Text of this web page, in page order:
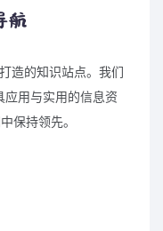
造的知识站点。我们
应用与实用的信息资
保持领先。